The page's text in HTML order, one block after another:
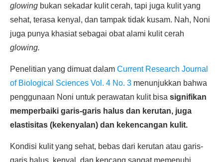
glowing bukan sekadar kulit cerah, tapi juga kulit yang
sehat, terasa kenyal, dan tampak tidak kusam. Nah, Noni
juga punya khasiat sebagai obat alami kulit cerah
glowing.
Penelitian yang dimuat dalam Current Research Journal
of Biological Sciences Vol. 4 No. 3 menunjukkan bahwa
penggunaan Noni untuk perawatan kulit bisa signifikan
memperbaiki garis-garis halus dan kerutan, juga
elastisitas (kekenyalan) dan kekencangan kulit.
Kondisi kulit yang sehat, bebas dari kerutan atau garis-
garis halus, kenyal, dan kencang sangat memenuhi